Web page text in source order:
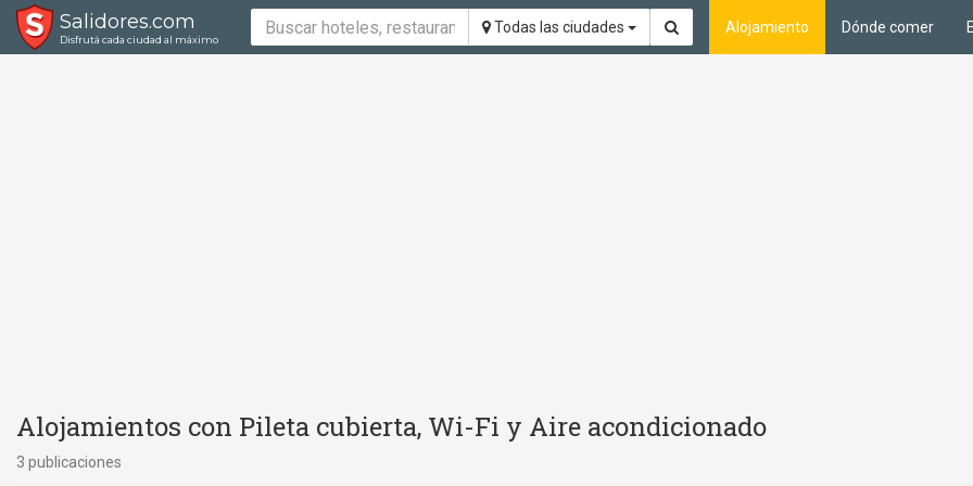
Salidores.com
Disfrutá cada ciudad al máximo
Todas las ciudades Alojamiento Dónde comer
Alojamientos con Pileta cubierta, Wi-Fi y Aire acondicionado
3 publicaciones